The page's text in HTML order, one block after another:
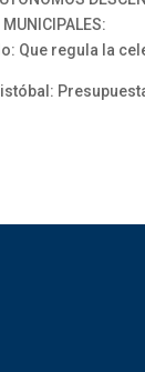
Que regula la